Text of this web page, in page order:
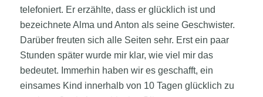
telefoniert. Er erzählte, dass er glücklich ist und
bezeichnete Alma und Anton als seine Geschwister.
Darüber freuten sich alle Seiten sehr. Erst ein paar
Stunden später wurde mir klar, wie viel mir das
bedeutet. Immerhin haben wir es geschafft, ein
einsames Kind innerhalb von 10 Tagen glücklich zu